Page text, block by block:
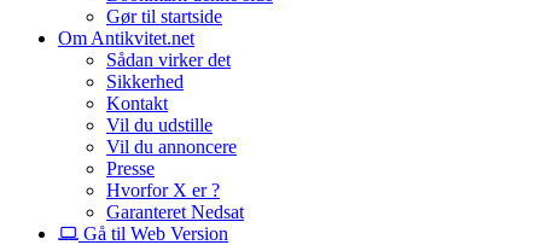
Gør til startside
Om Antikvitet.net
Sådan virker det
Sikkerhed
Kontakt
Vil du udstille
Vil du annoncere
Presse
Hvorfor X er ?
Garanteret Nedsat
Gå til Web Version